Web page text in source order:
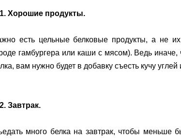
Хорошие продукты.
есть цельные белковые продукты, а не
гамбургера или каши с мясом). Ведь иначе,
вам нужно будет в добавку съесть кучу
Завтрак.
много белка на завтрак, чтобы меньше